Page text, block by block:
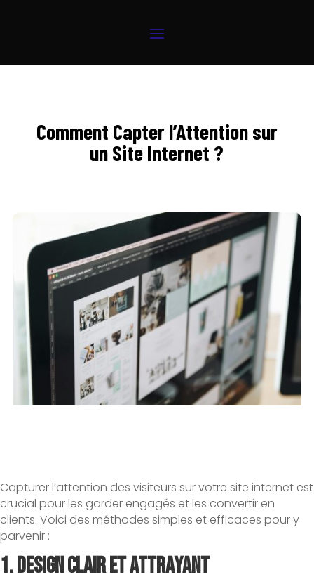
Comment Capter l’Attention sur
un Site Internet ?
Capturer l’attention des visiteurs sur votre site internet est
crucial pour les garder engagés et les convertir en
clients. Voici des méthodes simples et efficaces pour y
parvenir :
1.Design Clair et Attrayant